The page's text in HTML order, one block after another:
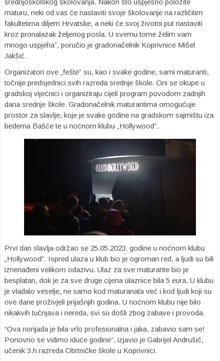
srednjoškolskog školovanja. Nakon što uspješno položite
maturu, neki od vas će nastaviti svoje školovanje na različitim
fakultetima diljem Hrvatske, a neki će svoj životni put nastaviti
kroz pronalazak željenog posla. U svemu tome želim vam
mnogo uspjeha”, poručio je gradonačelnik Koprivnice Mišel
Jakšić.
Organizatori ove „fešte” su, kao i svake godine, sami maturanti,
točnije predsjednici svih razreda srednje škole. Oni se okupe u
gradskoj vijećnici i organiziraju cijeli program povodom zadnjih
dana srednje škole. Gradonačelnik maturantima omogućuje
prostor za slavlje, koje je svake godine na gradskom sajmištu iza
bedema Bašće te u noćnom klubu „Hollywood”.
Prvi dan slavlja održao se 25.05.2023. godine u noćnom klubu
„Hollywood”. Ispred ulaza u klub bio je ogroman red, a ljudi su bili
iznenađeni velikom odazivu. Ulaz za sve maturante bio je
besplatan, dok je za sve druge cijena ulaznice bila 5 eura. U klubu
je vladalo veselje, ne samo kod maturanata već i kod ljudi koji su
ove dane proživjeli prijašnjih godina. U noćnom klubu nije bilo
nikakvih tučnjava i nereda, svi su došli zbog zabave i provoda.
“Ova norijada je bila vrlo profesionalna i jaka, zabavio sam se!
Ponovno se vidimo iduće godine”, izjavio je Gabrijel Andrušić,
učenik 3.h razreda Obrtničke škole u Koprivnici.